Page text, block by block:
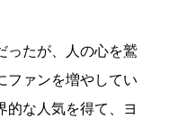
ったが、人の心を鷲
ファンを増やしてい
的な人気を得て、ヨ